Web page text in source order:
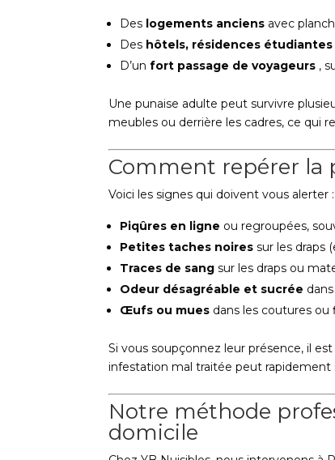
Des logements anciens avec
Des hôtels, résidences étudiantes
D’unfort passage de voyageurs ,
Une punaise adulte peut survivre
meubles ou derrière les cadres, ce qui
Comment repérer la
Voici les signes qui doivent vous alerter :
Piqûres en ligne ou regroupées,
Petites taches noires sur les draps
Traces de sang sur les draps ou
Odeur désagréable et sucrée
Œufs ou mues dans les coutures ou
Si vous soupçonnez leur présence, il
infestation mal traitée peut rapidement
Notre méthode
domicile